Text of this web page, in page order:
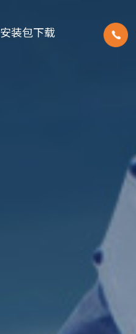
安装包下载